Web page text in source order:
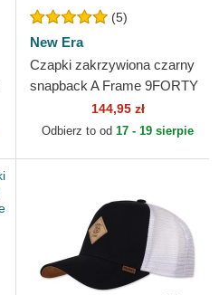
(5)
New Era
Czapki zakrzywiona czarny
snapback A Frame 9FORTY
Heritage Patch New Era
144,95 zł
Odbierz to od 17 - 19 sierpie